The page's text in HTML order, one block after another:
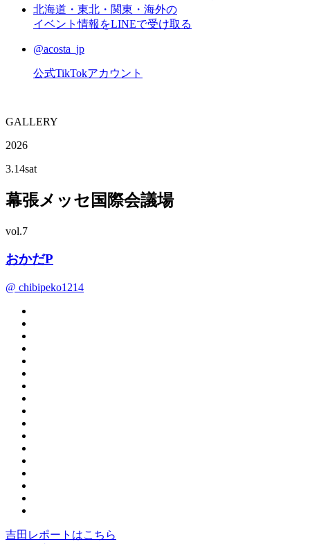
北海道・東北・関東・海外の
イベント情報をLINEで受け取る
@acosta_jp
公式TikTokアカウント
GALLERY
2026
3.14sat
幕張メッセ国際会議場
vol.7
おかだP
@ chibipeko1214
吉田レポートはこちら